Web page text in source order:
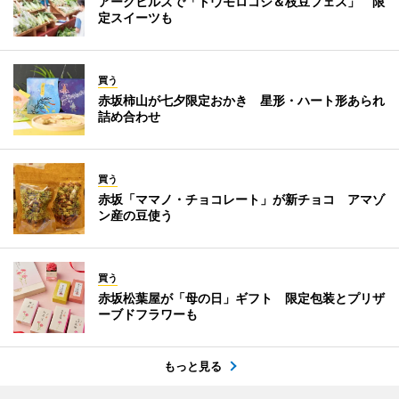
定スイーツも
買う
赤坂柿山が七夕限定おかき 星形・ハート形あられ
詰め合わせ
買う
赤坂「ママノ・チョコレート」が新チョコ アマゾ
ン産の豆使う
買う
赤坂松葉屋が「母の日」ギフト 限定包装とプリザ
ーブドフラワーも
もっと見る